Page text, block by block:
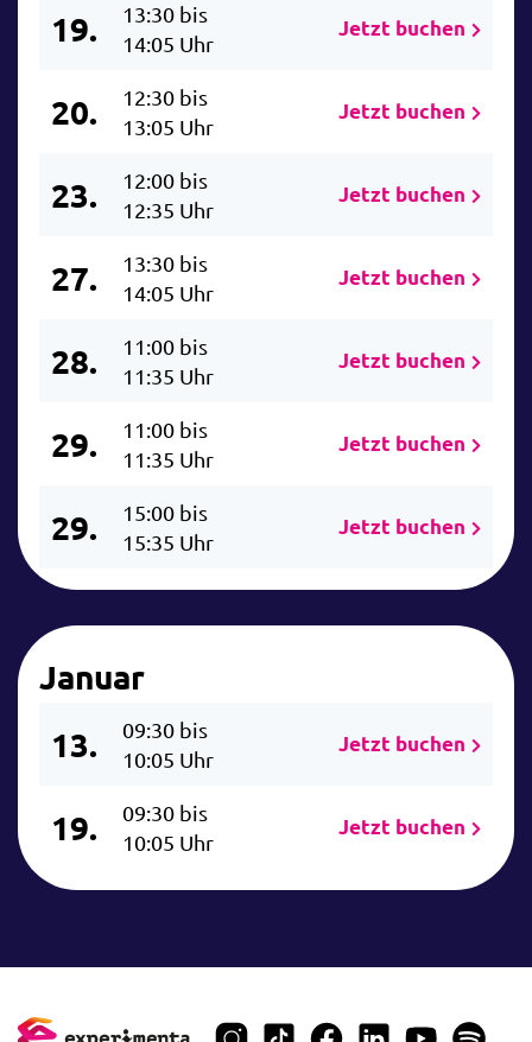
19.
13:30 bis
14:05 Uhr
Jetzt buchen
20.
12:30 bis
13:05 Uhr
Jetzt buchen
23.
12:00 bis
12:35 Uhr
Jetzt buchen
27.
13:30 bis
14:05 Uhr
Jetzt buchen
28.
11:00 bis
11:35 Uhr
Jetzt buchen
29.
11:00 bis
11:35 Uhr
Jetzt buchen
29.
15:00 bis
15:35 Uhr
Jetzt buchen
Januar
13.
09:30 bis
10:05 Uhr
Jetzt buchen
19.
09:30 bis
10:05 Uhr
Jetzt buchen